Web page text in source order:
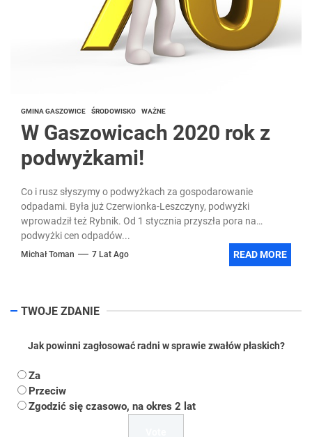
GMINA GASZOWICE ŚRODOWISKO WAŻNE
W Gaszowicach 2020 rok z
podwyżkami!
Co i rusz słyszymy o podwyżkach za gospodarowanie
odpadami. Była już Czerwionka-Leszczyny, podwyżki
wprowadził też Rybnik. Od 1 stycznia przyszła pora na
podwyżki cen odpadów...
Michał Toman 7 Lat Ago READ MORE
TWOJE ZDANIE
Jak powinni zagłosować radni w sprawie zwałów płaskich?
Za
Przeciw
Zgodzić się czasowo, na okres 2 lat